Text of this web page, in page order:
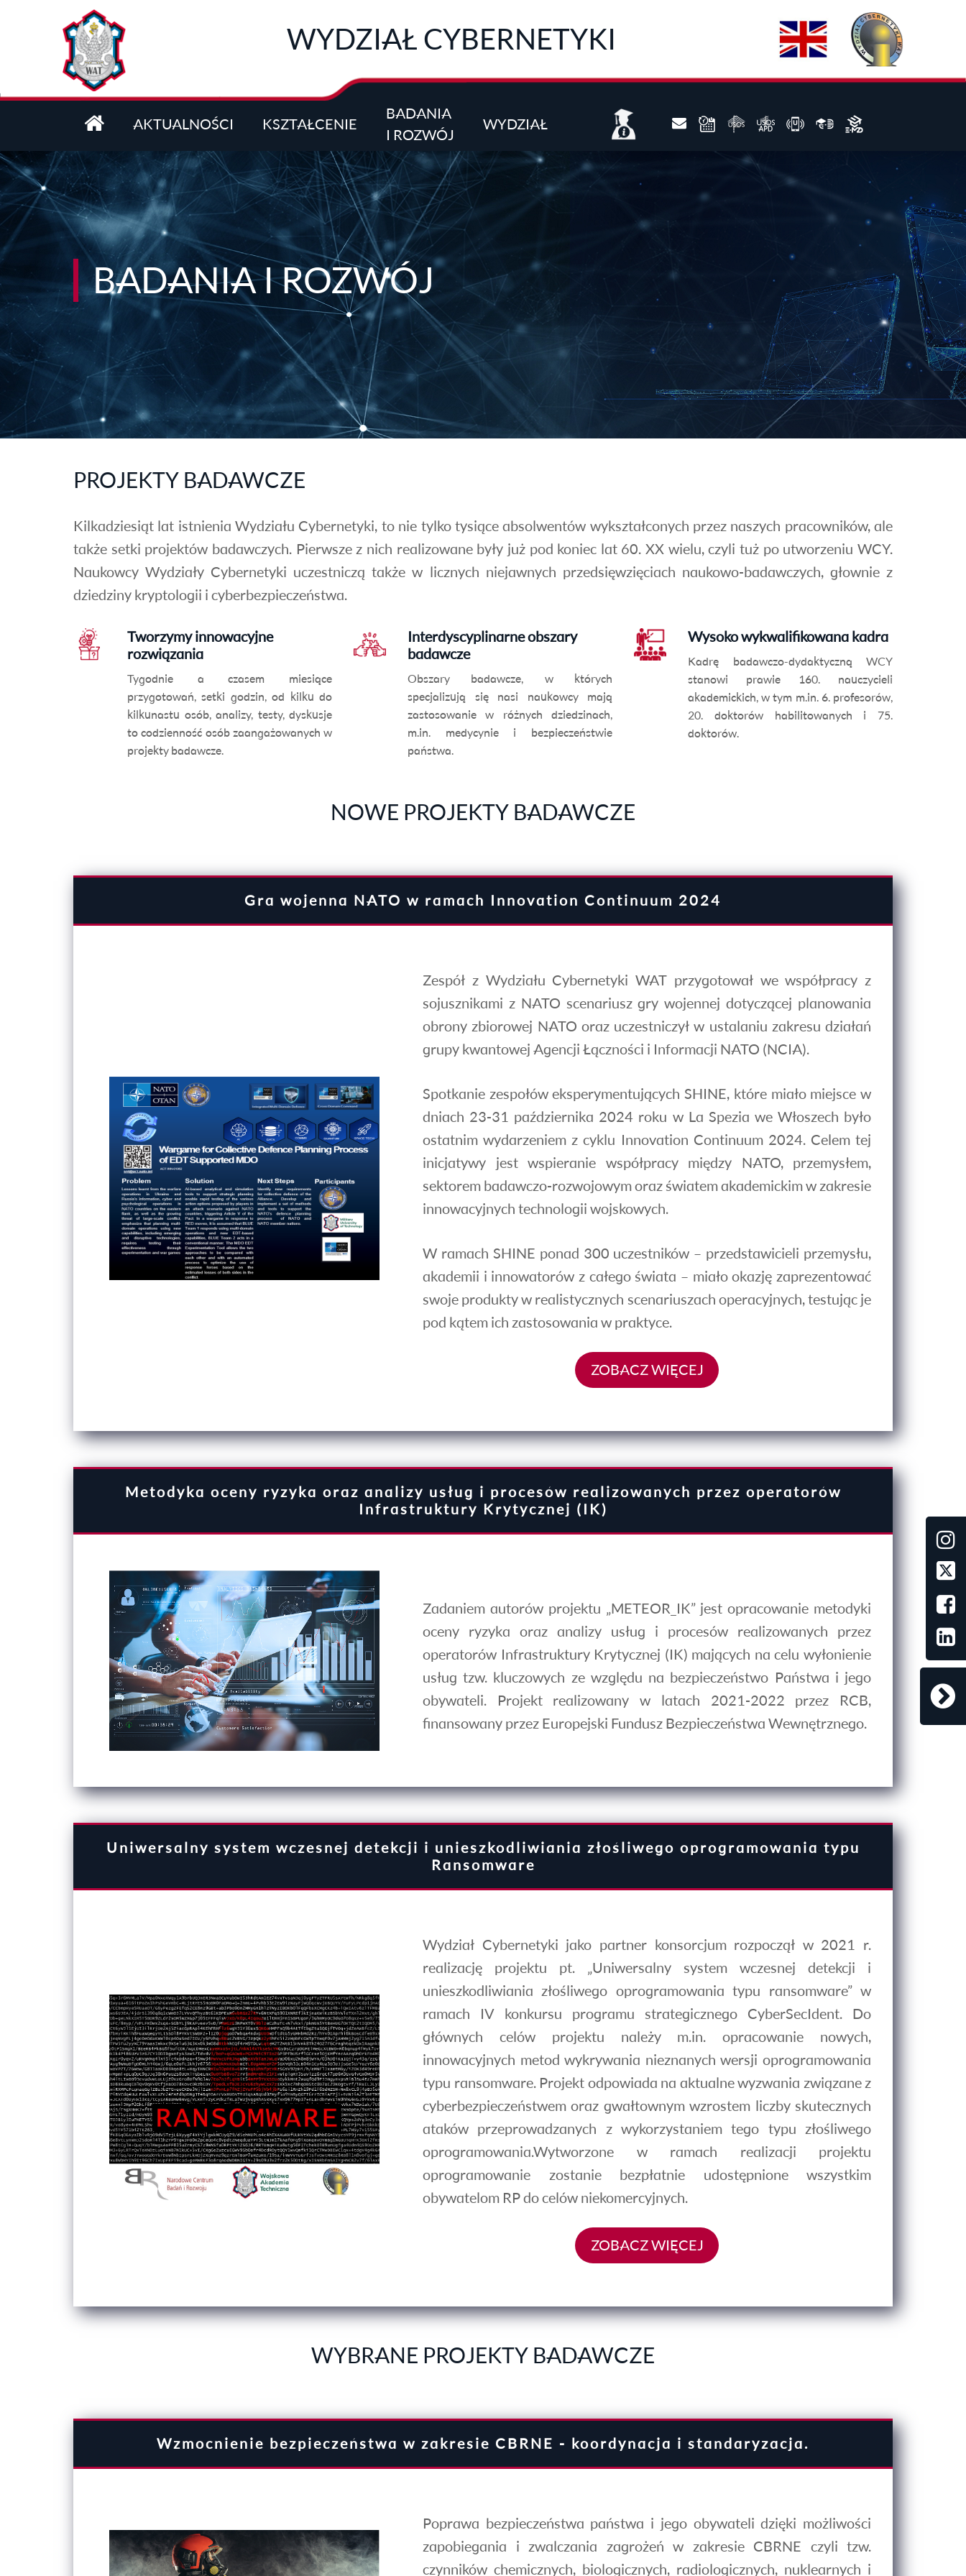
Przejdź do treści
WYDZIAŁ CYBERNETYKI
AKTUALNOŚCI KSZTAŁCENIE
BADANIA
I ROZWÓJ
WYDZIAŁ
BADANIA I ROZWÓJ
PROJEKTY BADAWCZE
Kilkadziesiąt lat istnienia Wydziału Cybernetyki, to nie tylko tysiące absolwentów wykształconych przez naszych pracowników, ale
także setki projektów badawczych. Pierwsze z nich realizowane były już pod koniec lat 60. XX wielu, czyli tuż po utworzeniu WCY.
Naukowcy Wydziały Cybernetyki uczestniczą także w licznych niejawnych przedsięwzięciach naukowo-badawczych, głownie z
dziedziny kryptologii i cyberbezpieczeństwa.
Tworzymy innowacyjne
rozwiązania
Tygodnie a czasem miesiące
przygotowań, setki godzin, od kilku do
kilkunastu osób, analizy, testy, dyskusje
to codzienność osób zaangażowanych w
projekty badawcze.
Interdyscyplinarne obszary
badawcze
Obszary badawcze, w których
specjalizują się nasi naukowcy mają
zastosowanie w różnych dziedzinach,
m.in. medycynie i bezpieczeństwie
państwa.
Wysoko wykwalifikowana kadra
Kadrę badawczo-dydaktyczną WCY
stanowi prawie 160. nauczycieli
akademickich, w tym m.in. 6. profesorów,
20. doktorów habilitowanych i 75.
doktorów.
NOWE PROJEKTY BADAWCZE
Gra wojenna NATO w ramach Innovation Continuum 2024
Zespół z Wydziału Cybernetyki WAT przygotował we współpracy z
sojusznikami z NATO scenariusz gry wojennej dotyczącej planowania
obrony zbiorowej NATO oraz uczestniczył w ustalaniu zakresu działań
grupy kwantowej Agencji Łączności i Informacji NATO (NCIA).
Spotkanie zespołów eksperymentujących SHINE, które miało miejsce w
dniach 23-31 października 2024 roku w La Spezia we Włoszech było
ostatnim wydarzeniem z cyklu Innovation Continuum 2024. Celem tej
inicjatywy jest wspieranie współpracy między NATO, przemysłem,
sektorem badawczo-rozwojowym oraz światem akademickim w zakresie
innowacyjnych technologii wojskowych.
W ramach SHINE ponad 300 uczestników – przedstawicieli przemysłu,
akademii i innowatorów z całego świata – miało okazję zaprezentować
swoje produkty w realistycznych scenariuszach operacyjnych, testując je
pod kątem ich zastosowania w praktyce.
ZOBACZ WIĘCEJ
Metodyka oceny ryzyka oraz analizy usług i procesów realizowanych przez operatorów
Infrastruktury Krytycznej (IK)
Zadaniem autorów projektu „METEOR_IK” jest opracowanie metodyki
oceny ryzyka oraz analizy usług i procesów realizowanych przez
operatorów Infrastruktury Krytycznej (IK) mających na celu wyłonienie
usług tzw. kluczowych ze względu na bezpieczeństwo Państwa i jego
obywateli. Projekt realizowany w latach 2021-2022 przez RCB,
finansowany przez Europejski Fundusz Bezpieczeństwa Wewnętrznego.
Uniwersalny system wczesnej detekcji i unieszkodliwiania złośliwego oprogramowania typu
Ransomware
Wydział Cybernetyki jako partner konsorcjum rozpoczął w 2021 r.
realizację projektu pt. „Uniwersalny system wczesnej detekcji i
unieszkodliwiania złośliwego oprogramowania typu ransomware” w
ramach IV konkursu programu strategicznego CyberSecIdent. Do
głównych celów projektu należy m.in. opracowanie nowych,
innowacyjnych metod wykrywania nieznanych wersji oprogramowania
typu ransomware. Projekt odpowiada na aktualne wyzwania związane z
cyberbezpieczeństwem oraz gwałtownym wzrostem liczby skutecznych
ataków przeprowadzanych z wykorzystaniem tego typu złośliwego
oprogramowania.Wytworzone w ramach realizacji projektu
oprogramowanie zostanie bezpłatnie udostępnione wszystkim
obywatelom RP do celów niekomercyjnych.
ZOBACZ WIĘCEJ
WYBRANE PROJEKTY BADAWCZE
Wzmocnienie bezpieczeństwa w zakresie CBRNE - koordynacja i standaryzacja.
Poprawa bezpieczeństwa państwa i jego obywateli dzięki możliwości
zapobiegania i zwalczania zagrożeń w zakresie CBRNE czyli tzw.
czynników chemicznych, biologicznych, radiologicznych, nuklearnych i